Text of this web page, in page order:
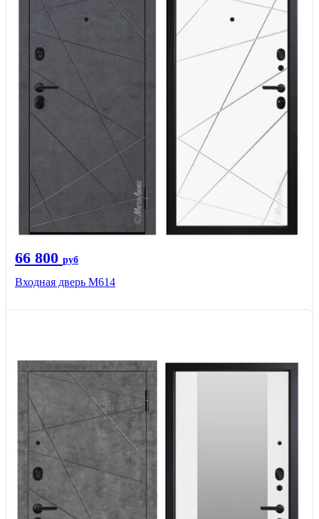
66 800 руб
Входная дверь М614